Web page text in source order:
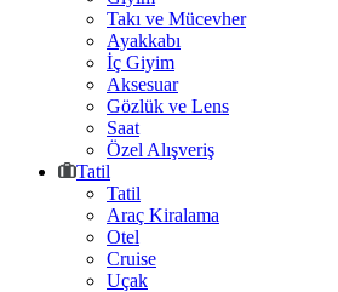
Takı ve Mücevher
Ayakkabı
İç Giyim
Aksesuar
Gözlük ve Lens
Saat
Özel Alışveriş
Tatil
Tatil
Araç Kiralama
Otel
Cruise
Uçak